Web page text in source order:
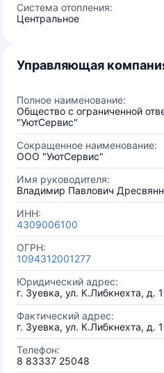
Система отопления:
Центральное
Управляющая
Полное наименование:
Общество с ограниченной
"УютСервис"
Сокращенное наименование:
ООО "УютСервис"
Имя руководителя:
Владимир Павлович
ИНН:
4309006100
ОГРН:
1094312001277
Юридический адрес:
г. Зуевка, ул. К.Либкнехта, д.
Фактический адрес:
г. Зуевка, ул. К.Либкнехта, д.
Телефон:
8 83337 25048